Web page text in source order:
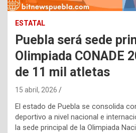
ESTATAL
Puebla será sede
Olimpiada CONADE
de 11 mil atletas
15 abril, 2026
El estado de Puebla se consolida
deportivo a nivel nacional e
la sede principal de la Olimpiada